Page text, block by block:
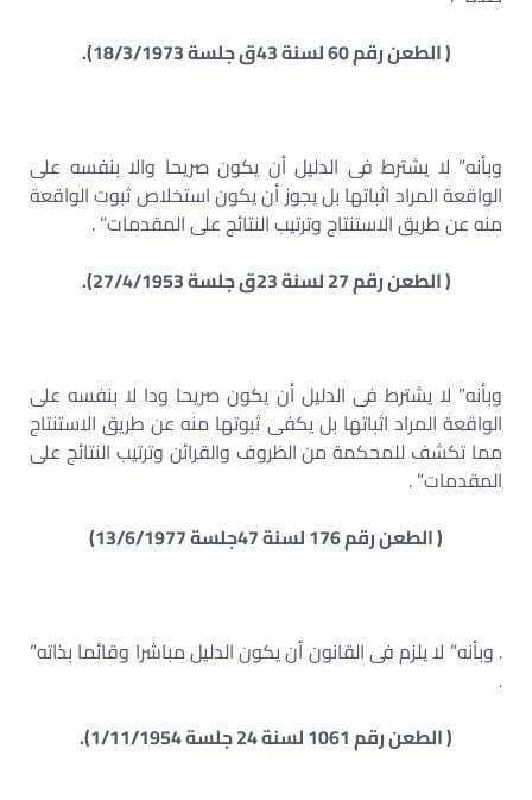
( الطعن رقم 60 لسنة 43ق جلسة 18/3/1973).
وبأنه” لا يشترط فى الدليل أن يكون صريحا والا بنفسه على
الواقعة المراد اثباتها بل يجوز أن يكون استخلاص ثبوت الواقعة
منه عن طريق الاستنتاج وترتيب النتائج على المقدمات” .
( الطعن رقم 27 لسنة 23ق جلسة 27/4/1953).
وبأنه” لا يشترط فى الدليل أن يكون صريحا ودا لا بنفسه على
الواقعة المراد اثباتها بل يكفى ثبوتها منه عن طريق الاستنتاج
مما تكشف للمحكمة من الظروف والقرائن وترتيب النتائج على
المقدمات” .
( الطعن رقم 176 لسنة 47جلسة 13/6/1977)
. وبأنه” لا يلزم فى القانون أن يكون الدليل مباشرا وقائما بذاته”
.
( الطعن رقم 1061 لسنة 24 جلسة 1/11/1954).